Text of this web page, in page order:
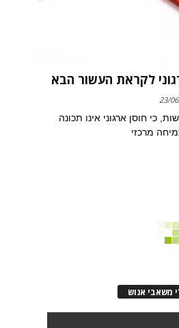
לקראת העשור הבא
23/
כי חוסן ארגוני אינו תכונה
מרכזי
משאבי אנוש